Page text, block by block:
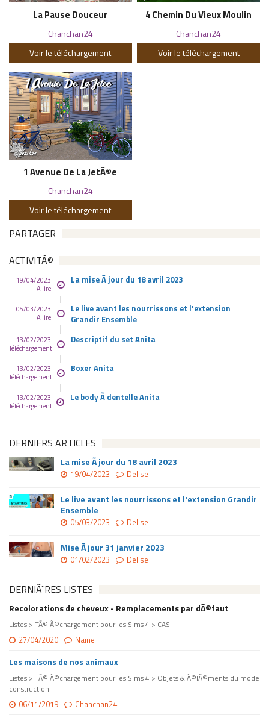
La Pause Douceur
Chanchan24
Voir le téléchargement
4 Chemin Du Vieux Moulin
Chanchan24
Voir le téléchargement
1 Avenue De La JetÃ©e
Chanchan24
Voir le téléchargement
PARTAGER
ACTIVITÃ©
19/04/2023
A lire
La mise Ã jour du 18 avril 2023
05/03/2023
A lire
Le live avant les nourrissons et l'extension
Grandir Ensemble
13/02/2023
Téléchargement
Descriptif du set Anita
13/02/2023
Téléchargement
Boxer Anita
13/02/2023
Téléchargement
Le body Ã dentelle Anita
DERNIERS ARTICLES
La mise Ã jour du 18 avril 2023
19/04/2023 Delise
Le live avant les nourrissons et l'extension Grandir
Ensemble
05/03/2023 Delise
Mise Ã jour 31 janvier 2023
01/02/2023 Delise
DERNIÃ¨RES LISTES
Recolorations de cheveux - Remplacements par dÃ©faut
Listes > TÃ©lÃ©chargement pour les Sims 4 > CAS
27/04/2020 Naine
Les maisons de nos animaux
Listes > TÃ©lÃ©chargement pour les Sims 4 > Objets & Ã©lÃ©ments du mode
construction
06/11/2019 Chanchan24